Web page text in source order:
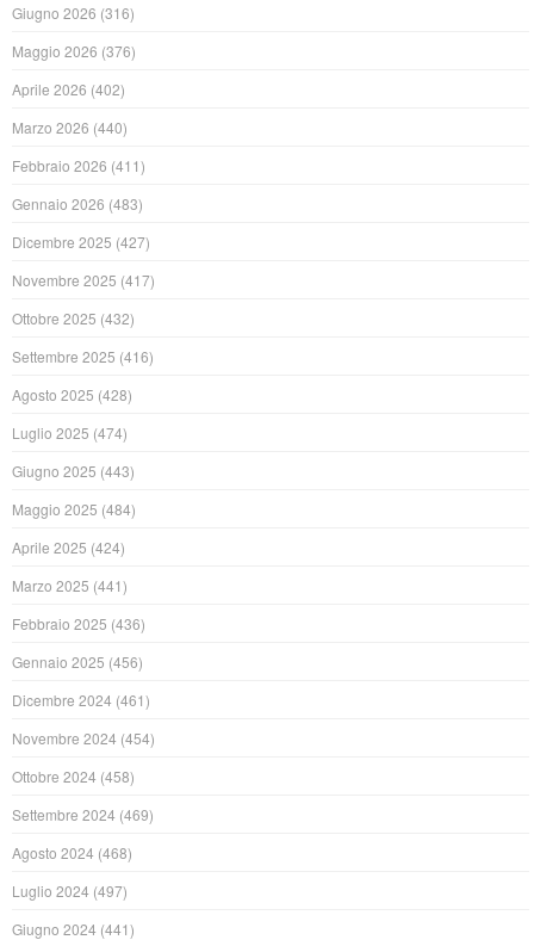
Giugno 2026 (316)
Maggio 2026 (376)
Aprile 2026 (402)
Marzo 2026 (440)
Febbraio 2026 (411)
Gennaio 2026 (483)
Dicembre 2025 (427)
Novembre 2025 (417)
Ottobre 2025 (432)
Settembre 2025 (416)
Agosto 2025 (428)
Luglio 2025 (474)
Giugno 2025 (443)
Maggio 2025 (484)
Aprile 2025 (424)
Marzo 2025 (441)
Febbraio 2025 (436)
Gennaio 2025 (456)
Dicembre 2024 (461)
Novembre 2024 (454)
Ottobre 2024 (458)
Settembre 2024 (469)
Agosto 2024 (468)
Luglio 2024 (497)
Giugno 2024 (441)